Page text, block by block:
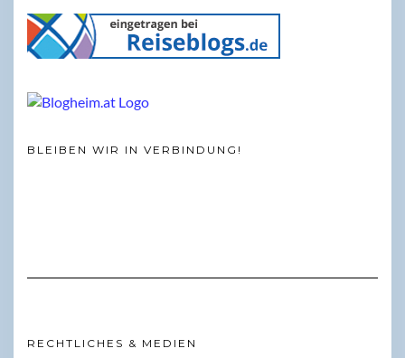
BLEIBEN WIR IN VERBINDUNG!
RECHTLICHES & MEDIEN